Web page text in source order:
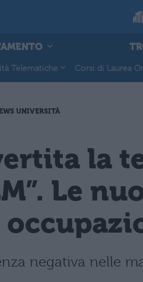
Telematiche Corsi di Laurea
UNIVERSITÀ
la
Le
negativa nelle